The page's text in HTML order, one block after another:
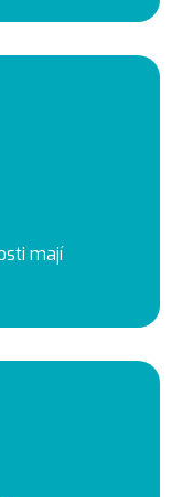
mají